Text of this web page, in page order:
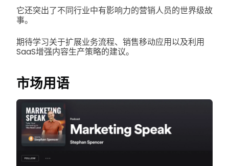
它还突出了不同行业中有影响力的营销人员的世界级故
事。
期待学习关于扩展业务流程、销售移动应用以及利用
SaaS增强内容生产策略的建议。
市场用语